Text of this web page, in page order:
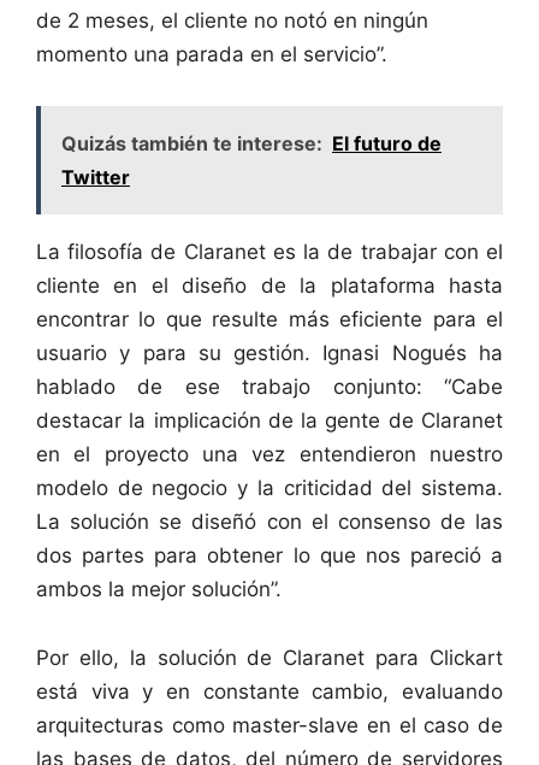
de 2 meses, el cliente no notó en ningún
momento una parada en el servicio”.
Quizás también te interese: El futuro de
Twitter
La filosofía de Claranet es la de trabajar con el
cliente en el diseño de la plataforma hasta
encontrar lo que resulte más eficiente para el
usuario y para su gestión. Ignasi Nogués ha
hablado de ese trabajo conjunto: “Cabe
destacar la implicación de la gente de Claranet
en el proyecto una vez entendieron nuestro
modelo de negocio y la criticidad del sistema.
La solución se diseñó con el consenso de las
dos partes para obtener lo que nos pareció a
ambos la mejor solución”.
Por ello, la solución de Claranet para Clickart
está viva y en constante cambio, evaluando
arquitecturas como master-slave en el caso de
las bases de datos, del número de servidores